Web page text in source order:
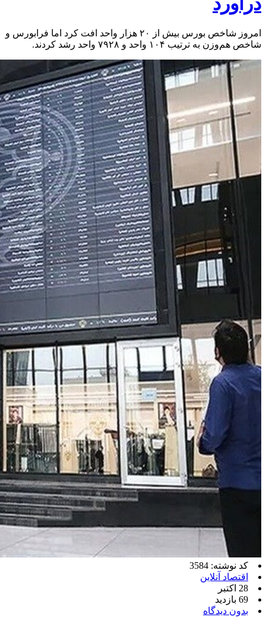
امروز شاخص بورس بیش از ۲۰ هزار واحد افت کرد اما فرابورس و
شاخص هم‌وزن به ترتیب ۱۰۴ واحد و ۷۹۲۸ واحد رشد کردند.
کد نوشته: 3584
اقتصاد آنلاین
28 اکتبر
69 بازدید
بدون دیدگاه